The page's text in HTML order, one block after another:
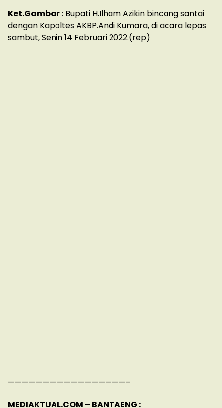
Ket.Gambar: Bupati H.Ilham Azikin bincang santai
dengan Kapoltes AKBP.Andi Kumara, di acara lepas
sambut, Senin 14 Februari 2022.(rep)
—————————————————–
MEDIAKTUAL.COM – BANTAENG :